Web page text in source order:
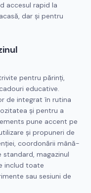
accesul rapid la
dar și pentru
pentru părinți,
educative.
de integrat în rutina
și pentru a
pune accent pe
și propuneri de
coordonării mână-
standard, magazinul
includ toate
sau sesiuni de